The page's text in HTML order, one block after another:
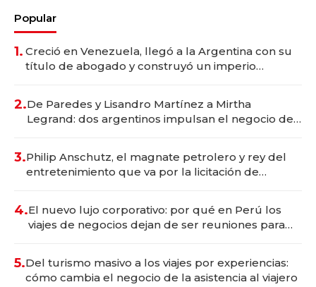
Popular
1. Creció en Venezuela, llegó a la Argentina con su
título de abogado y construyó un imperio
2.De Paredes y Lisandro Martínez a Mirtha
Legrand: dos argentinos impulsan el negocio del
3.Philip Anschutz, el magnate petrolero y rey del
entretenimiento que va por la licitación de
4.El nuevo lujo corporativo: por qué en Perú los
viajes de negocios dejan de ser reuniones para
5.Del turismo masivo a los viajes por experiencias:
cómo cambia el negocio de la asistencia al viajero